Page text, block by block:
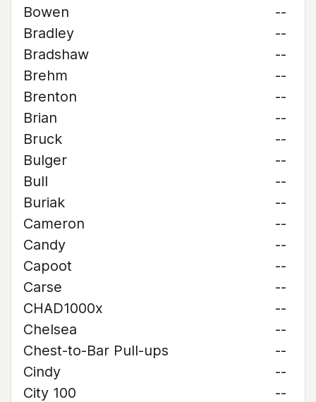
Bowen
--
Bradley
--
Bradshaw
--
Brehm
--
Brenton
--
Brian
--
Bruck
--
Bulger
--
Bull
--
Buriak
--
Cameron
--
Candy
--
Capoot
--
Carse
--
CHAD1000x
--
Chelsea
--
Chest-to-Bar Pull-ups
--
Cindy
--
City 100
--